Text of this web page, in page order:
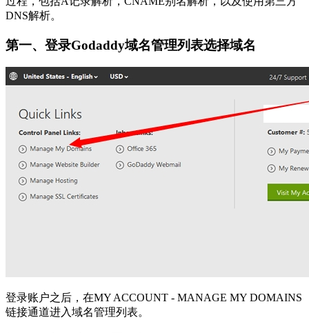
DNS解析。
第一、登录Godaddy域名管理列表选择域名
登录账户之后，在MY ACCOUNT - MANAGE MY DOMAINS
链接通道进入域名管理列表。